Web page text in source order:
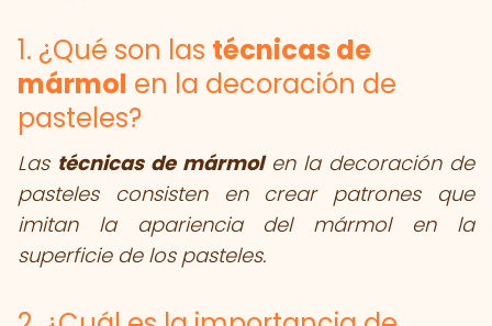
1. ¿Qué son las técnicas de
mármol en la decoración de
pasteles?
Las técnicas de mármolen la decoración de
pasteles consisten en crear patrones que
imitan la apariencia del mármol en la
superficie de los pasteles.